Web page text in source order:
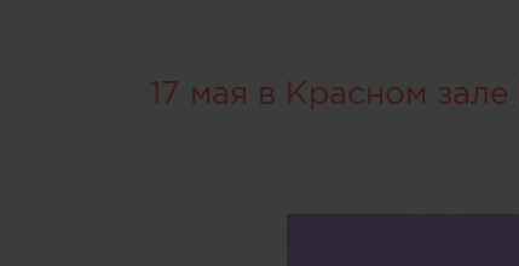
17 мая в Красном